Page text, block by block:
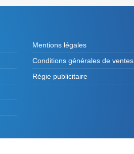
Mentions légales
Conditions générales de ventes
Régie publicitaire